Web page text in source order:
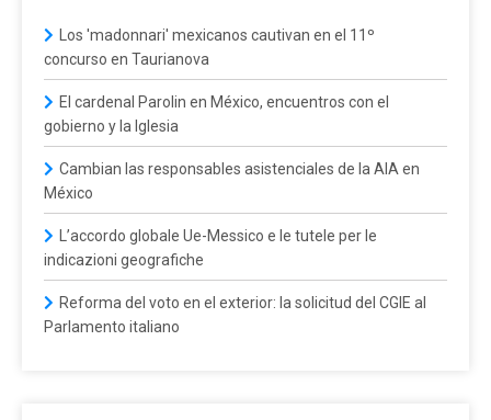
Los 'madonnari' mexicanos cautivan en el 11º
concurso en Taurianova
El cardenal Parolin en México, encuentros con el
gobierno y la Iglesia
Cambian las responsables asistenciales de la AIA en
México
L’accordo globale Ue-Messico e le tutele per le
indicazioni geografiche
Reforma del voto en el exterior: la solicitud del CGIE al
Parlamento italiano